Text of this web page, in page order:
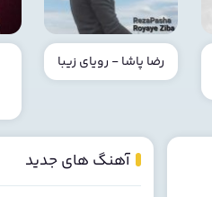
رضا پاشا - رویای زیبا
آهنگ های جدید